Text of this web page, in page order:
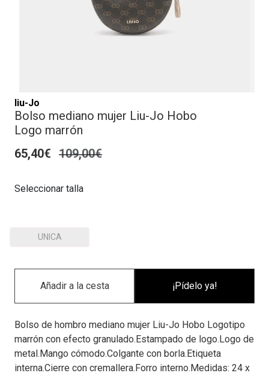
liu-Jo
Bolso mediano mujer Liu-Jo Hobo
Logo marrón
65,40€ 109,00€
Seleccionar talla
UNICA
¡Pídelo ya!
Bolso de hombro mediano mujer Liu-Jo Hobo Logotipo
marrón con efecto granulado.Estampado de logo.Logo de
metal.Mango cómodo.Colgante con borla.Etiqueta
interna.Cierre con cremallera.Forro interno.Medidas: 24 x